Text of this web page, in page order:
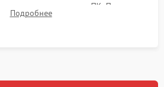
и передачи данных на ПК. Проверка
и итоговый контроль качества.
Подробнее